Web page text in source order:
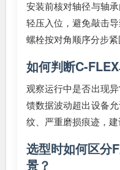
安装前核对轴径与轴
轻压入位，避免敲击
螺栓按对角顺序分步紧
如何判断C-
观察运行中是否出现
馈数据波动超出设备
纹、严重磨损痕迹，建
选型时如何区分
景？